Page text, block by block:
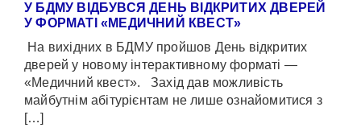
У БДМУ ВІДБУВСЯ ДЕНЬ ВІДКРИТИХ ДВЕРЕЙ
У ФОРМАТІ «МЕДИЧНИЙ КВЕСТ»
На вихідних в БДМУ пройшов День відкритих
дверей у новому інтерактивному форматі —
«Медичний квест». Захід дав можливість
майбутнім абітурієнтам не лише ознайомитися з
[…]